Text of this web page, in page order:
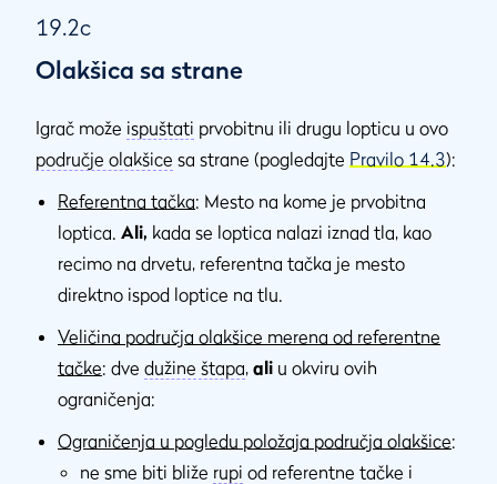
19.2c
Olakšica sa strane
Igrač može ispuštati prvobitnu ili drugu lopticu u ovo
područje olakšice sa strane (pogledajte Pravilo 14.3):
Referentna tačka: Mesto na kome je prvobitna
loptica. Ali, kada se loptica nalazi iznad tla, kao
recimo na drvetu, referentna tačka je mesto
direktno ispod loptice na tlu.
Veličina područja olakšice merena od referentne
tačke: dve dužine štapa, ali u okviru ovih
ograničenja:
Ograničenja u pogledu položaja područja olakšice:
ne sme biti bliže rupi od referentne tačke i